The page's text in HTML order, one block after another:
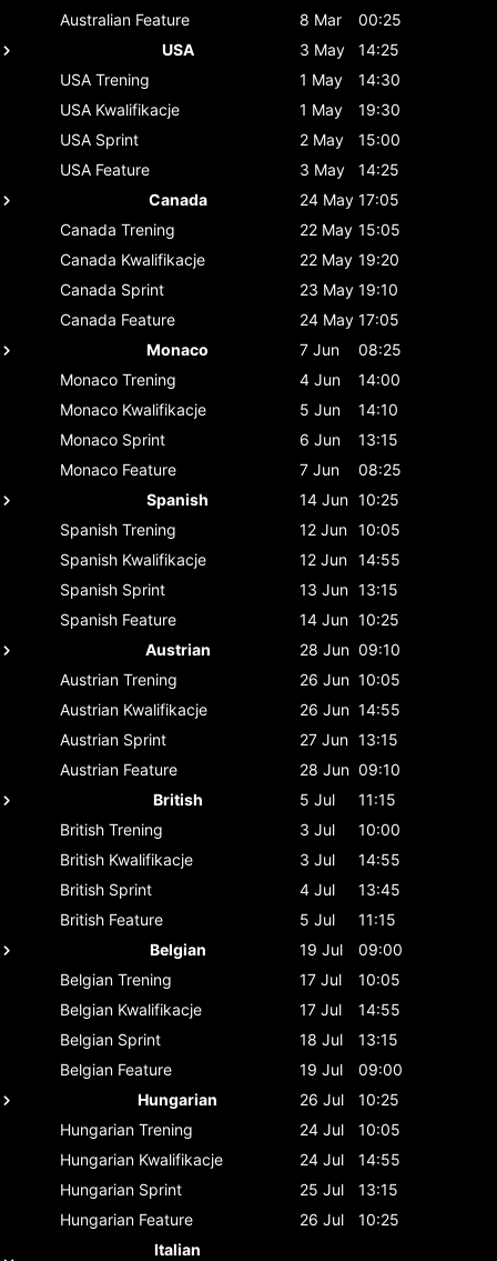
Australian Feature 8 Mar
00:25
USA
3 May
14:25
USA Trening 1 May
14:30
USA Kwalifikacje 1 May
19:30
USA Sprint 2 May
15:00
USA Feature 3 May
14:25
Canada
24 May 17:05
Canada Trening 22 May 15:05
Canada Kwalifikacje 22 May 19:20
Canada Sprint 23 May 19:10
Canada Feature 24 May 17:05
Monaco
7 Jun
08:25
Monaco Trening 4 Jun
14:00
Monaco Kwalifikacje 5 Jun
14:10
Monaco Sprint 6 Jun
13:15
Monaco Feature 7 Jun
08:25
Spanish
14 Jun 10:25
Spanish Trening 12 Jun 10:05
Spanish Kwalifikacje 12 Jun 14:55
Spanish Sprint 13 Jun 13:15
Spanish Feature 14 Jun 10:25
Austrian
28 Jun 09:10
Austrian Trening 26 Jun 10:05
Austrian Kwalifikacje 26 Jun 14:55
Austrian Sprint 27 Jun 13:15
Austrian Feature 28 Jun 09:10
British
5 Jul
11:15
British Trening 3 Jul
10:00
British Kwalifikacje 3 Jul
14:55
British Sprint 4 Jul
13:45
British Feature 5 Jul
11:15
Belgian
19 Jul
09:00
Belgian Trening 17 Jul
10:05
Belgian Kwalifikacje 17 Jul
14:55
Belgian Sprint 18 Jul
13:15
Belgian Feature 19 Jul
09:00
Hungarian
26 Jul
10:25
Hungarian Trening 24 Jul
10:05
Hungarian Kwalifikacje 24 Jul
14:55
Hungarian Sprint 25 Jul
13:15
Hungarian Feature 26 Jul
10:25
Italian